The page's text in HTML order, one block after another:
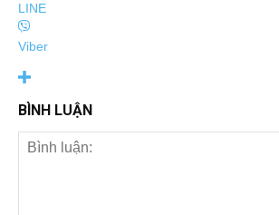
LINE
Viber
BÌNH LUẬN